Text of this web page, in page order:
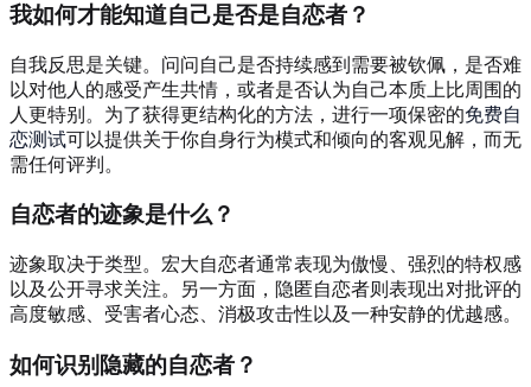
我如何才能知道自己是否是自恋者？
自我反思是关键。问问自己是否持续感到需要被钦佩，是否难
以对他人的感受产生共情，或者是否认为自己本质上比周围的
人更特别。为了获得更结构化的方法，进行一项保密的免费自
恋测试可以提供关于你自身行为模式和倾向的客观见解，而无
需任何评判。
自恋者的迹象是什么？
迹象取决于类型。宏大自恋者通常表现为傲慢、强烈的特权感
以及公开寻求关注。另一方面，隐匿自恋者则表现出对批评的
高度敏感、受害者心态、消极攻击性以及一种安静的优越感。
如何识别隐藏的自恋者？